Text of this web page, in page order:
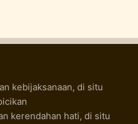
kebijaksanaan, di situ
kerendahan hati, di situ